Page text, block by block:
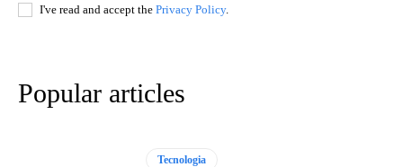
I've read and accept the Privacy Policy.
Popular articles
Tecnologia